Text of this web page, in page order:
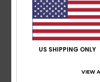
Komfort: 5/5 Preis-
Farbe: 5/5
Ich empfehle dieses
4
US SHIPPING ONLY
VIEW